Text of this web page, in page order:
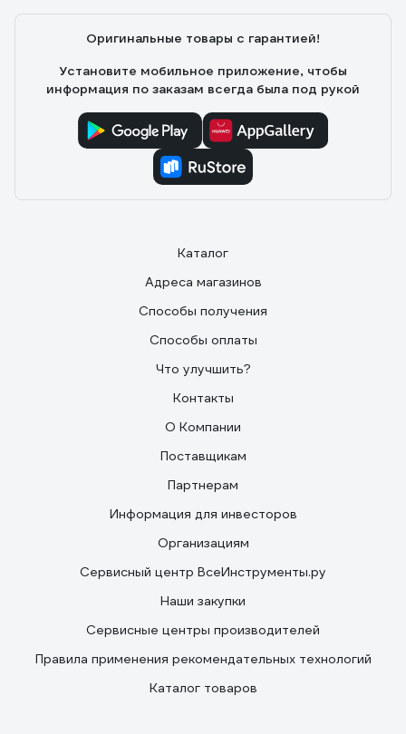
Оригинальные товары с гарантией!
Установите мобильное приложение, чтобы
информация по заказам всегда была под рукой
Каталог
Адреса магазинов
Способы получения
Способы оплаты
Что улучшить?
Контакты
О Компании
Поставщикам
Партнерам
Информация для инвесторов
Организациям
Сервисный центр ВсеИнструменты.ру
Наши закупки
Сервисные центры производителей
Правила применения рекомендательных технологий
Каталог товаров